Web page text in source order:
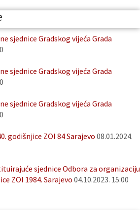
sjednice Gradskog vijeća Grada
sjednice Gradskog vijeća Grada
sjednice Gradskog vijeća Grada
godišnjice ZOI 84 Sarajevo 08.01.2024.
sjednice Odbora za organizaciju
ZOI 1984. Sarajevo 04.10.2023. 15:00